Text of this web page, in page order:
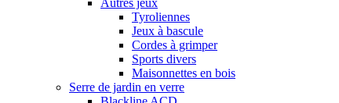
Autres jeux
Tyroliennes
Jeux à bascule
Cordes à grimper
Sports divers
Maisonnettes en bois
Serre de jardin en verre